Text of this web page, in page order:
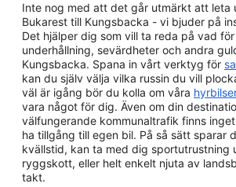
Inte nog med att det går utmärkt att leta
Bukarest till Kungsbacka - vi bjuder på
Det hjälper dig som vill ta reda på vad
underhållning, sevärdheter och andra
Kungsbacka. Spana in vårt verktyg för
kan du själv välja vilka russin du vill
väl är igång bör du kolla om våra
vara något för dig. Även om din
välfungerande kommunaltrafik finns
ha tillgång till egen bil. På så sätt sparar
kvällstid, kan ta med dig sportutrustning
ryggskott, eller helt enkelt njuta av
takt.